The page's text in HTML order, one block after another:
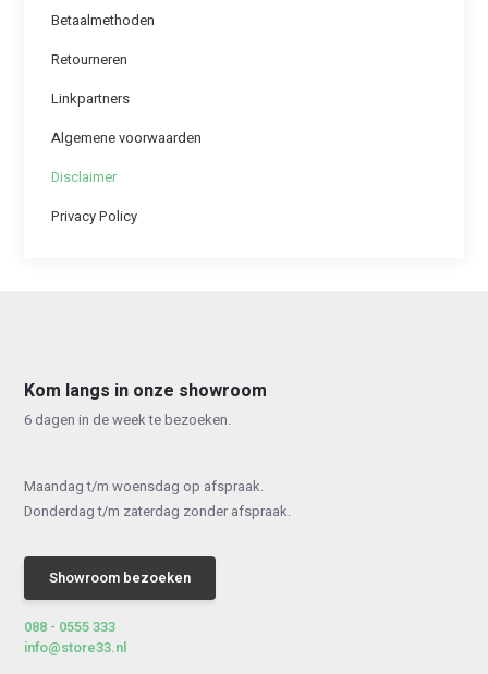
Betaalmethoden
Retourneren
Linkpartners
Algemene voorwaarden
Disclaimer
Privacy Policy
Kom langs in onze showroom
6 dagen in de week te bezoeken.
Maandag t/m woensdag op afspraak.
Donderdag t/m zaterdag zonder afspraak.
Showroom bezoeken
088 - 0555 333
info@store33.nl